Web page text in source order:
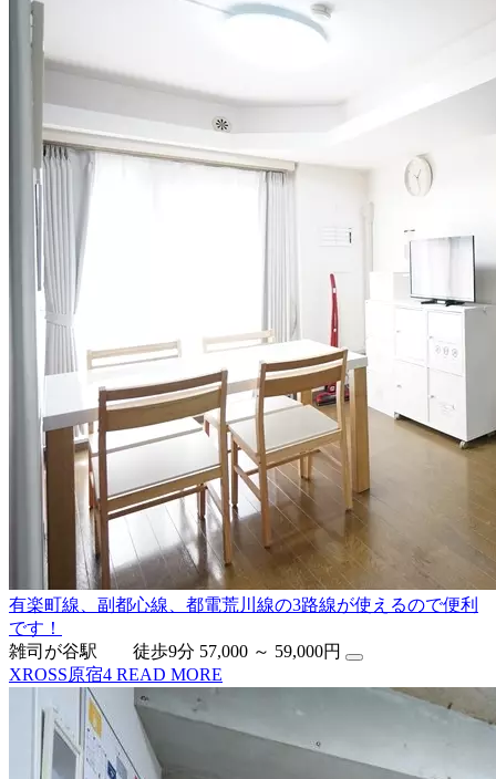
有楽町線、副都心線、都電荒川線の3路線が使えるので便利
です！
雑司が谷駅 徒歩9分 57,000 ～ 59,000円
XROSS原宿4 READ MORE